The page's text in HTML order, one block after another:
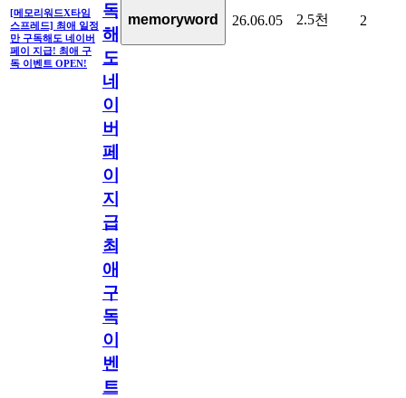
[메모리워드X타임
스프레드] 최애 일정
만 구독해도 네이버
페이 지급! 최애 구
독 이벤트 OPEN!
독
해
도
네
이
버
페
이
지
급!
최
애
구
독
이
벤
트
memoryword 26.06.05 2.5천 2